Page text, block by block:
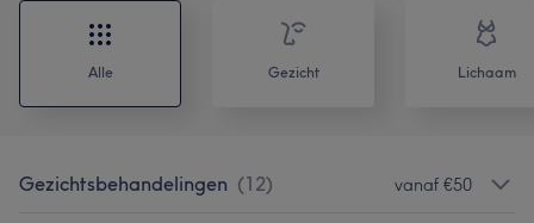
Alle Gezicht Lichaam
Gezichtsbehandelingen (12) vanaf €50